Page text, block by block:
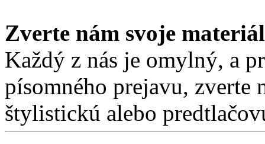
Zverte nám svoje
Každý z nás je omylný, a
písomného prejavu, zverte
štylistickú alebo